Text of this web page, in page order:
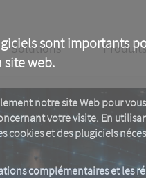
sont importants
web.
notre site Web pour
votre visite. En
cookies et des plugiciels
complémentaires et les
Solutions